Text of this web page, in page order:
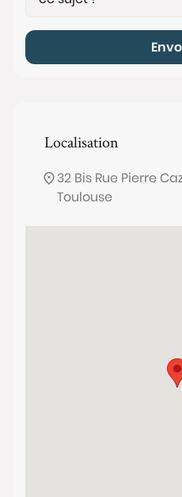
Localisation
32 Bis Rue Pierre
Toulouse